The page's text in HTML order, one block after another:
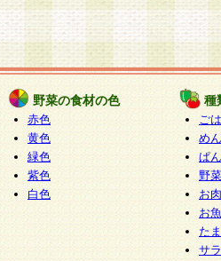
野菜の食材の色
赤色
黄色
緑色
紫色
白色
種
ご
めん
ぱん
野
お
お
た
サ